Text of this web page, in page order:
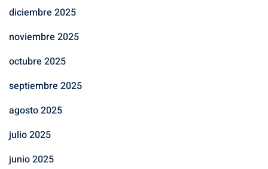
diciembre 2025
noviembre 2025
octubre 2025
septiembre 2025
agosto 2025
julio 2025
junio 2025